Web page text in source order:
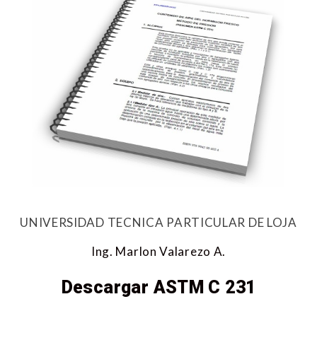
UNIVERSIDAD TECNICA PARTICULAR DE LOJA
Ing. Marlon Valarezo A.
Descargar ASTM C 231